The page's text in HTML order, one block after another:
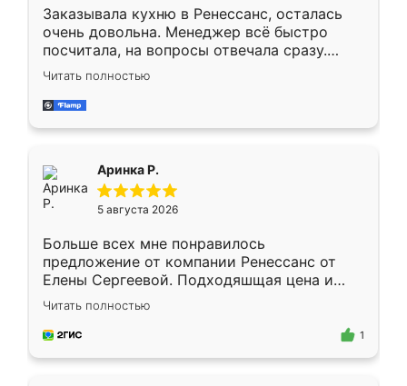
Заказывала кухню в Ренессанс, осталась
очень довольна. Менеджер всё быстро
посчитала, на вопросы отвечала сразу.
Замерщик приехал в субботу, подошёл к
делу со всей ответственностью. Собрали
за день, ребята работали аккуратно, даже
Читать полностью
Аринка Р.
5 августа 2026
Больше всех мне понравилось
предложение от компании Ренессанс от
Елены Сергеевой. Подходяшщая цена и
короткие сроки изготовления. Приехавший
для замера сотрудник Владислав
предложил по моему эскизу самый
Читать полностью
1